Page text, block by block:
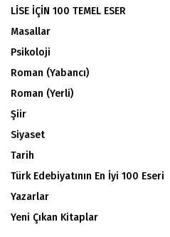
LİSE İÇİN 100 TEMEL ESER
Masallar
Psikoloji
Roman (Yabancı)
Roman (Yerli)
Şiir
Siyaset
Tarih
Türk Edebiyatının En İyi 100 Eseri
Yazarlar
Yeni Çıkan Kitaplar